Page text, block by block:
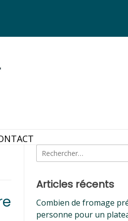
Rechercher :
Articles récents
Combien de fromage
personne pour un